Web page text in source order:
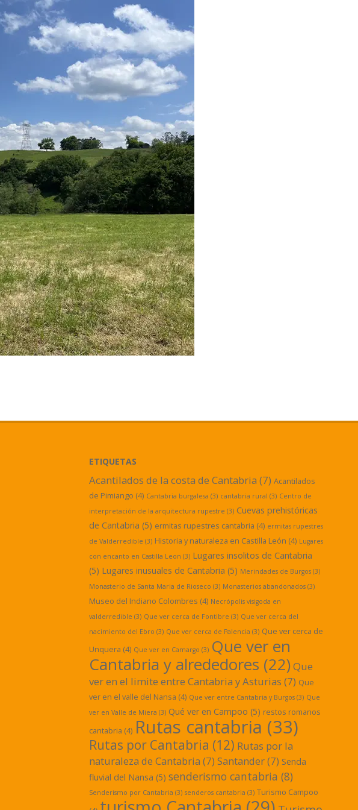
ETIQUETAS
Acantilados de la costa de Cantabria (7) Acantilados
de Pimiango (4) Cantabria burgalesa (3) cantabria rural (3) Centro de
interpretación de la arquitectura rupestre (3) Cuevas prehistóricas
de Cantabria (5) ermitas rupestres cantabria (4) ermitas rupestres
de Valderredible (3) Historia y naturaleza en Castilla León (4) Lugares
con encanto en Castilla Leon (3) Lugares insolitos de Cantabria
(5) Lugares inusuales de Cantabria (5) Merindades de Burgos (3)
Monasterio de Santa Maria de Rioseco (3) Monasterios abandonados (3)
Museo del Indiano Colombres (4) Necrópolis visigoda en
valderredible (3) Que ver cerca de Fontibre (3) Que ver cerca del
nacimiento del Ebro (3) Que ver cerca de Palencia (3) Que ver cerca de
Unquera (4) Que ver en Camargo (3) Que ver en
Cantabria y alrededores (22) Que
ver en el limite entre Cantabria y Asturias (7) Que
ver en el valle del Nansa (4) Que ver entre Cantabria y Burgos (3) Que
ver en Valle de Miera (3) Qué ver en Campoo (5) restos romanos
cantabria (4) Rutas cantabria (33)
Rutas por Cantabria (12) Rutas por la
naturaleza de Cantabria (7) Santander(7) Senda
fluvial del Nansa (5) senderismo cantabria (8)
Senderismo por Cantabria (3) senderos cantabria (3) Turismo Campoo